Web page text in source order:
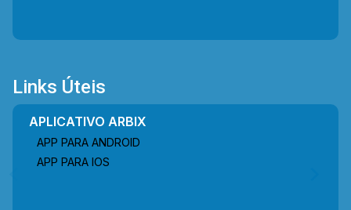
Links Úteis
APLICATIVO ARBIX
APP PARA ANDROID
APP PARA IOS